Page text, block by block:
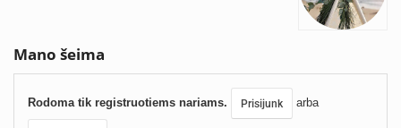
Mano šeima
Rodoma tik registruotiems nariams. Prisijunk arba